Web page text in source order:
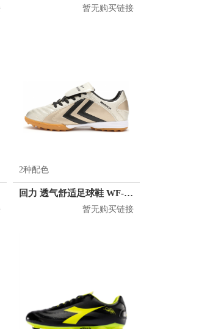
暂无购买链接
2种配色
回力 透气舒适足球鞋 WF-3003
暂无购买链接